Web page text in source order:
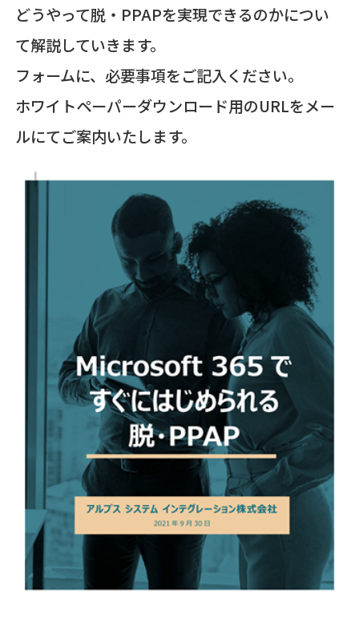
どうやって脱・PPAPを実現できるのかについ
て解説していきます。
フォームに、必要事項をご記入ください。
ホワイトペーパーダウンロード用のURLをメー
ルにてご案内いたします。